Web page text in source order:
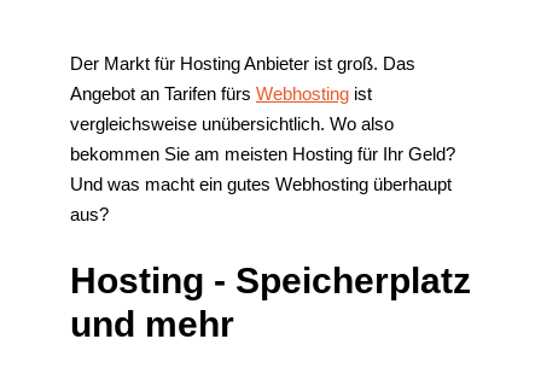
Der Markt für Hosting Anbieter ist groß. Das
Angebot an Tarifen fürs Webhosting ist
vergleichsweise unübersichtlich. Wo also
bekommen Sie am meisten Hosting für Ihr Geld?
Und was macht ein gutes Webhosting überhaupt
aus?
Hosting - Speicherplatz
und mehr